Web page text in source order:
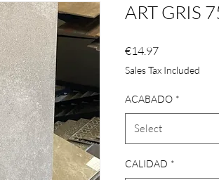
ART GRIS
€14.97Price
Sales Tax Included
ACABADO *
Select
CALIDAD *